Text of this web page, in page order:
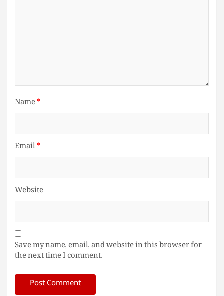
Name*
Email*
Website
Save my name, email, and website in this browser for
the next time I comment.